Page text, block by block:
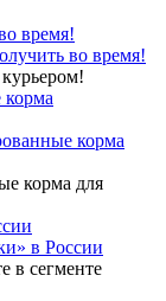
во время!
корма
корма для
в России
в сегменте